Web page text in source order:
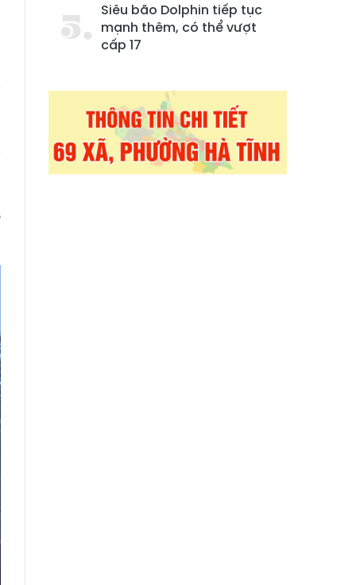
Siêu bão Dolphin tiếp tục
mạnh thêm, có thể vượt
cấp 17